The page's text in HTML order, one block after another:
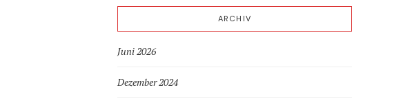
ARCHIV
Juni 2026
Dezember 2024